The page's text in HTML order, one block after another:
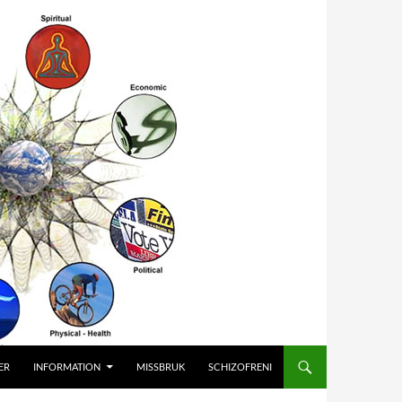
INFORMATION MISSBRUK SCHIZOFRENI